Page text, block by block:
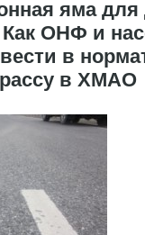
яма для
ОНФ и
в
в ХМАО